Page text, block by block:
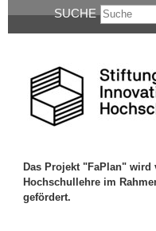
SUCHE
Das Projekt "FaPlan"
Hochschullehre im
gefördert.